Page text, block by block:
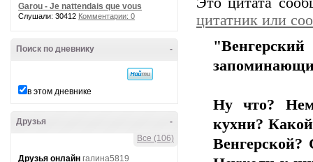
Garou - Je nattendais que vous
Слушали: 30412 Комментарии: 0
-
Поиск по дневнику
в этом дневнике
-
Друзья
Все (106)
Друзья онлайн галина5819
цитатник или
Ну что?
кухни?